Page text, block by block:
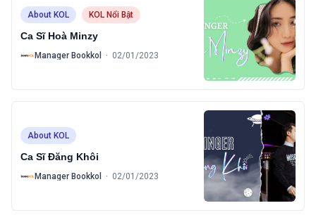
About KOL KOL Nổi Bật
Ca Sĩ Hoà Minzy
B Manager Bookkol · 02/01/2023
About KOL
Ca Sĩ Đăng Khôi
B Manager Bookkol · 02/01/2023